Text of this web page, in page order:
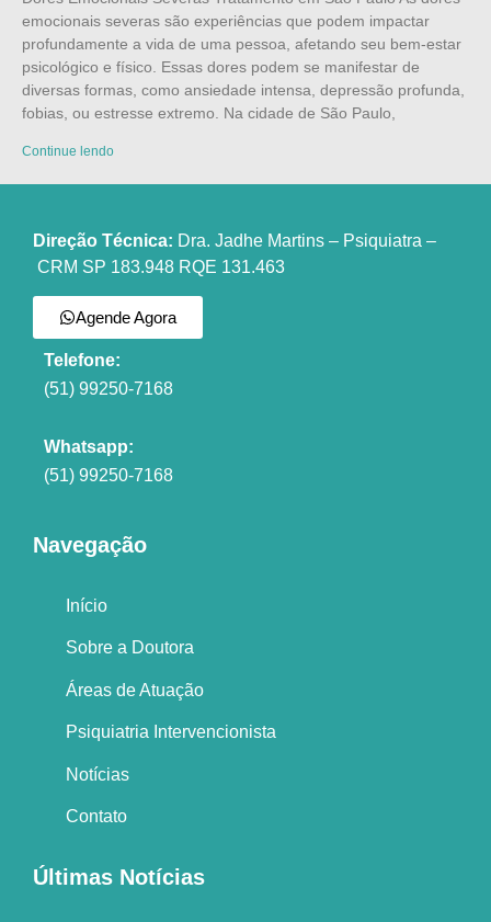
emocionais severas são experiências que podem impactar
profundamente a vida de uma pessoa, afetando seu bem-estar
psicológico e físico. Essas dores podem se manifestar de
diversas formas, como ansiedade intensa, depressão profunda,
fobias, ou estresse extremo. Na cidade de São Paulo,
Continue lendo
Direção Técnica: Dra. Jadhe Martins – Psiquiatra –
CRM SP 183.948 RQE 131.463
Agende Agora
Telefone:
(51) 99250-7168
Whatsapp:
(51) 99250-7168
Navegação
Início
Sobre a Doutora
Áreas de Atuação
Psiquiatria Intervencionista
Notícias
Contato
Últimas Notícias